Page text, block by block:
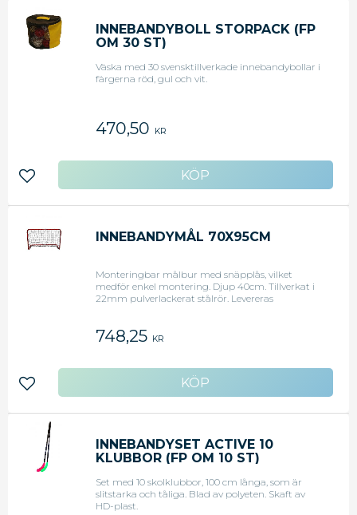
INNEBANDYBOLL STORPACK (FP
OM 30 ST)
Väska med 30 svensktillverkade innebandybollar i
färgerna röd, gul och vit.
470,50 KR
Lägg till i favoriter
INNEBANDYMÅL 70X95CM
Monteringbar målbur med snäpplås, vilket
medför enkel montering. Djup 40cm. Tillverkat i
22mm pulverlackerat stålrör. Levereras
748,25 KR
Lägg till i favoriter
INNEBANDYSET ACTIVE 10
KLUBBOR (FP OM 10 ST)
Set med 10 skolklubbor, 100 cm långa, som är
slitstarka och tåliga. Blad av polyeten. Skaft av
HD-plast.